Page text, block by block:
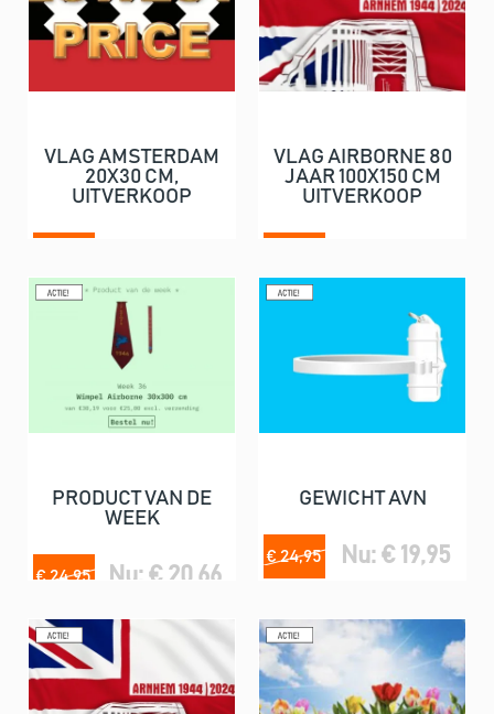
VLAG AMSTERDAM
20X30 CM,
UITVERKOOP
VLAG AIRBORNE 80
JAAR 100X150 CM
UITVERKOOP
PRODUCT VAN DE
WEEK
€ 24,95 Nu: € 20,66
GEWICHT AVN
€ 24,95 Nu: € 19,95